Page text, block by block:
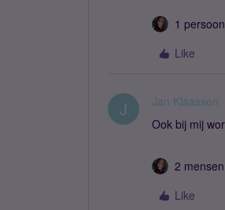
1
Like
J Jan Klaassen
Ook bij mij
2
Like